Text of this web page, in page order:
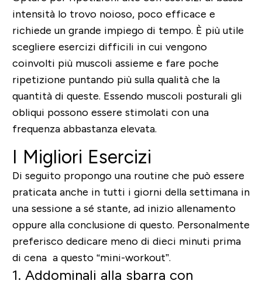
intensità lo trovo noioso, poco efficace e
richiede un grande impiego di tempo. È più utile
scegliere esercizi difficili in cui vengono
coinvolti più muscoli assieme e fare poche
ripetizione puntando più sulla qualità che la
quantità di queste. Essendo muscoli posturali gli
obliqui possono essere stimolati con una
frequenza abbastanza elevata.
I Migliori Esercizi
Di seguito propongo una routine che può essere
praticata anche in tutti i giorni della settimana in
una sessione a sé stante, ad inizio allenamento
oppure alla conclusione di questo. Personalmente
preferisco dedicare meno di dieci minuti prima
di cena a questo “mini-workout”.
1. Addominali alla sbarra con